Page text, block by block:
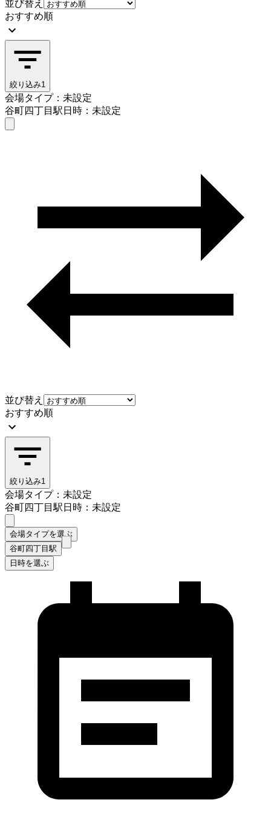
並び替え
おすすめ順
絞り込み1
会場タイプ：未設定
谷町四丁目駅日時：未設定
並び替え
おすすめ順
絞り込み1
会場タイプ：未設定
谷町四丁目駅日時：未設定
会場タイプを選ぶ
谷町四丁目駅
日時を選ぶ